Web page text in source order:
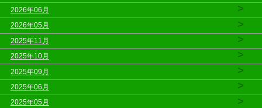
2026年06月 >
2026年05月 >
2025年11月 >
2025年10月 >
2025年09月 >
2025年06月 >
2025年05月 >